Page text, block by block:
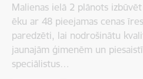
Malienas ielā 2 plānots
ēku ar 48 pieejamas cenas
paredzēti, lai nodrošinātu
jaunajām ģimenēm un
speciālistus…